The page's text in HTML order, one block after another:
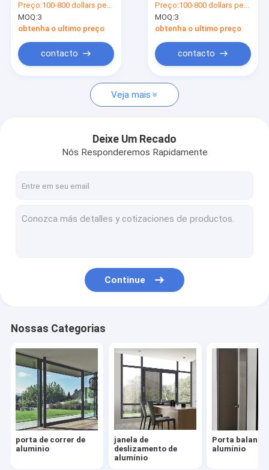
Notícias
Casos
porta de correr de aluminio
Porta balançante de alumínio
Janela balançante de alumínio
Parede de separação de vidro
Janela de dobramento de alumínio
vidro duplo
Preço:100-800 dollars per set
MOQ:3
obtenha o ultimo preço
contacto
laminado para
residencial
Preço:100-800 dollars per set
MOQ:3
obtenha o ultimo preço
contacto
Veja mais
Deixe Um Recado
Nós Responderemos Rapidamente
Continue
Nossas Categorias
porta de correr de
aluminio
janela de
deslizamento de
alumínio
Porta
alumínio